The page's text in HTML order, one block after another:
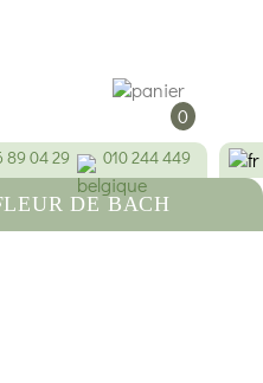
0
89 04 29 010 244 449
DE BACH